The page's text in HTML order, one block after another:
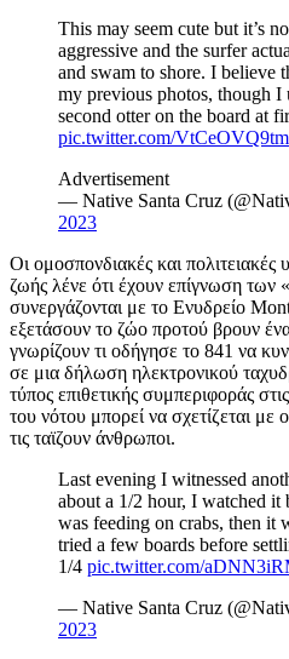
This may seem cute but it’s
aggressive and the surfer
and swam to shore. I believe
my previous photos, though I
second otter on the board at
pic.twitter.com/VtCeOVQ9tm
Advertisement
— Native Santa Cruz
2023
Οι ομοσπονδιακές και πολιτειακές
ζωής λένε ότι έχουν επίγνωση των
συνεργάζονται με το Ενυδρείο
εξετάσουν το ζώο προτού βρουν
γνωρίζουν τι οδήγησε το 841 να
σε μια δήλωση ηλεκτρονικού
τύπος επιθετικής συμπεριφοράς
του νότου μπορεί να σχετίζεται με
τις ταϊζουν άνθρωποι.
Last evening I witnessed
about a 1/2 hour, I watched it
was feeding on crabs, then it
tried a few boards before
1/4 pic.twitter.com/
— Native Santa Cruz
2023